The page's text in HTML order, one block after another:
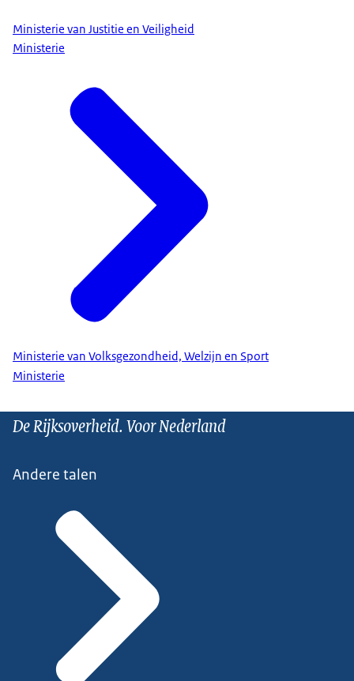
Ministerie van Justitie en Veiligheid
Ministerie
Ministerie van Volksgezondheid, Welzijn en Sport
Ministerie
De Rijksoverheid. Voor Nederland
Andere talen